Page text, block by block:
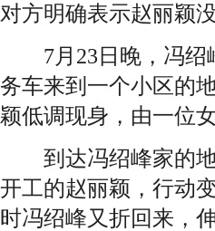
对方明确表示赵丽颖
7月23日晚，冯绍
务车来到一个小区的
颖低调现身，由一位
到达冯绍峰家的地
开工的赵丽颖，行动
时冯绍峰又折回来，